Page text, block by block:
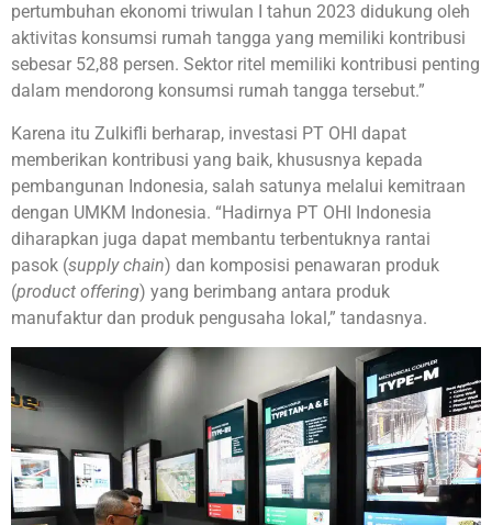
pertumbuhan ekonomi triwulan I tahun 2023 didukung oleh
aktivitas konsumsi rumah tangga yang memiliki kontribusi
sebesar 52,88 persen. Sektor ritel memiliki kontribusi penting
dalam mendorong konsumsi rumah tangga tersebut.”
Karena itu Zulkifli berharap, investasi PT OHI dapat
memberikan kontribusi yang baik, khususnya kepada
pembangunan Indonesia, salah satunya melalui kemitraan
dengan UMKM Indonesia. “Hadirnya PT OHI Indonesia
diharapkan juga dapat membantu terbentuknya rantai
pasok (supply chain) dan komposisi penawaran produk
(product offering) yang berimbang antara produk
manufaktur dan produk pengusaha lokal,” tandasnya.